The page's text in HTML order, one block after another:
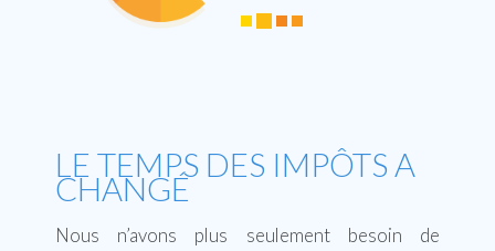
LE TEMPS DES IMPÔTS A
CHANGÉ
Nous n’avons plus seulement besoin de